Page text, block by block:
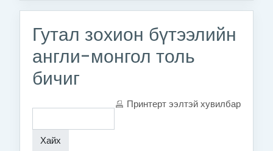
Гутал зохион бүтээлийн
англи-монгол толь
бичиг
Принтерт ээлтэй хувилбар